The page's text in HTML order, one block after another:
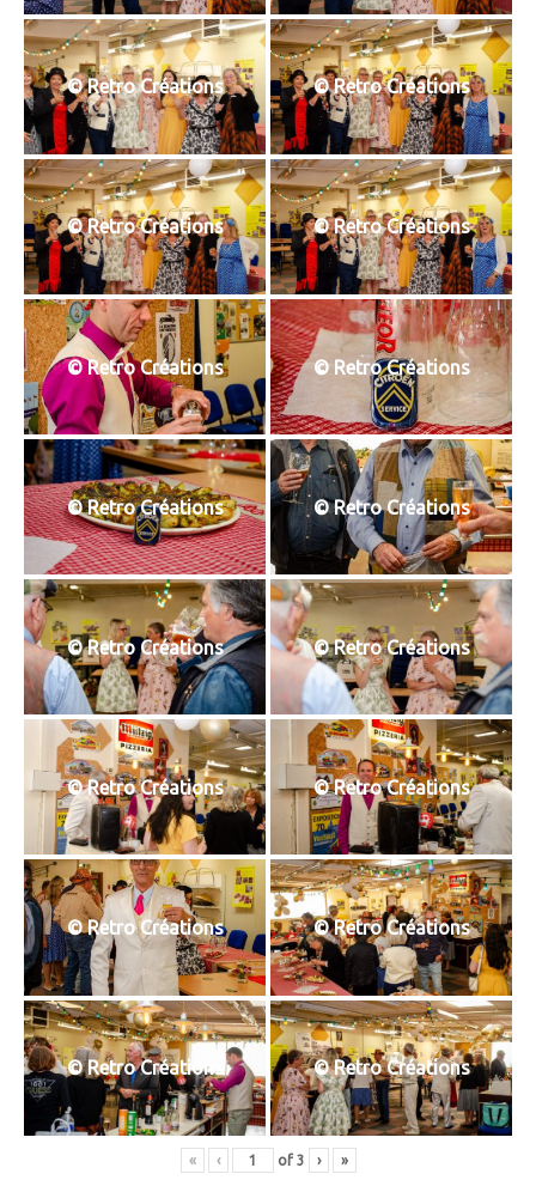
© Retro Créations © Retro Créations
© Retro Créations © Retro Créations
© Retro Créations © Retro Créations
© Retro Créations © Retro Créations
© Retro Créations © Retro Créations
© Retro Créations © Retro Créations
© Retro Créations © Retro Créations
© Retro Créations © Retro Créations
« ‹ of 3 › »